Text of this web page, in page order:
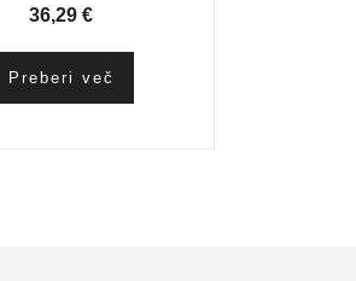
36,29 €
Preberi več